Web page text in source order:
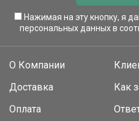
Нажимая на эту кнопку, я
персональных данных в
О Компании
Доставка
Оплата
Как